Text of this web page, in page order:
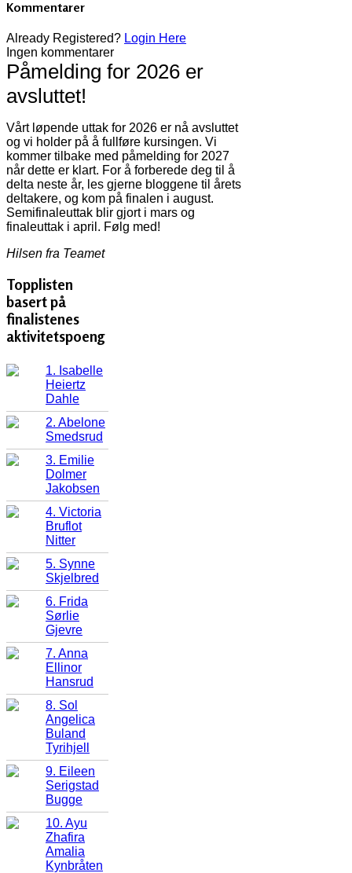
Kommentarer
Already Registered? Login Here
Ingen kommentarer
Påmelding for 2026 er
avsluttet!
Vårt løpende uttak for 2026 er nå avsluttet
og vi holder på å fullføre kursingen. Vi
kommer tilbake med påmelding for 2027
når dette er klart. For å forberede deg til å
delta neste år, les gjerne bloggene til årets
deltakere, og kom på finalen i august.
Semifinaleuttak blir gjort i mars og
finaleuttak i april. Følg med!
Hilsen fra Teamet
Topplisten
basert på
finalistenes
aktivitetspoeng
1. Isabelle
Heiertz
Dahle
2. Abelone
Smedsrud
3. Emilie
Dolmer
Jakobsen
4. Victoria
Bruflot
Nitter
5. Synne
Skjelbred
6. Frida
Sørlie
Gjevre
7. Anna
Ellinor
Hansrud
8. Sol
Angelica
Buland
Tyrihjell
9. Eileen
Serigstad
Bugge
10. Ayu
Zhafira
Amalia
Kynbråten